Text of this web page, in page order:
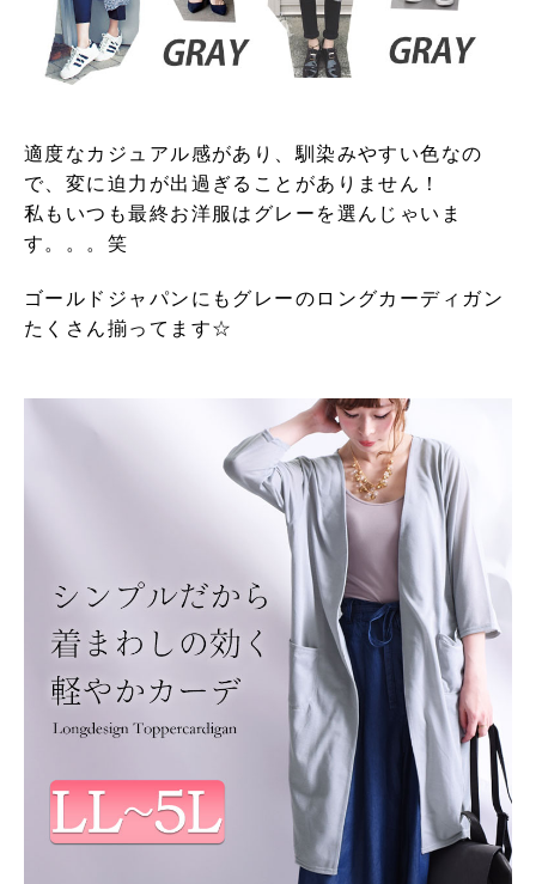
適度なカジュアル感があり、馴染みやすい色なの
で、変に迫力が出過ぎることがありません！
私もいつも最終お洋服はグレーを選んじゃいま
す。。。笑
ゴールドジャパンにもグレーのロングカーディガン
たくさん揃ってます☆